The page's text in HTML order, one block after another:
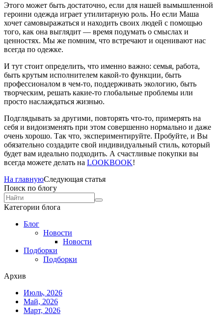
Этого может быть достаточно, если для нашей вымышленной
героини одежда играет утилитарную роль. Но если Маша
хочет самовыражаться и находить своих людей с помощью
того, как она выглядит — время подумать о смыслах и
ценностях. Мы же помним, что встречают и оценивают нас
всегда по одежке.
И тут стоит определить, что именно важно: семья, работа,
быть крутым исполнителем какой-то функции, быть
профессионалом в чем-то, поддерживать экологию, быть
творческим, решать какие-то глобальные проблемы или
просто наслаждаться жизнью.
Подглядывать за другими, повторять что-то, примерять на
себя и видоизменять при этом совершенно нормально и даже
очень хорошо. Так что, экспериментируйте. Пробуйте, и Вы
обязательно создадите свой индивидуальный стиль, который
будет вам идеально подходить. А счастливые покупки вы
всегда можете делать на LOOKBOOK!
На главнуюСледующая статья
Поиск по блогу
Категории блога
Блог
Новости
Новости
Подборки
Подборки
Архив
Июль, 2026
Май, 2026
Март, 2026